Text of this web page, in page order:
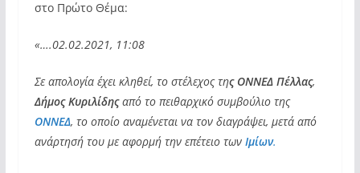
στο Πρώτο Θέμα:
«….02.02.2021, 11:08
Σε απολογία έχει κληθεί, το στέλεχος της ΟΝΝΕΔ Πέλλας,
Δήμος Κυριλίδηςαπό το πειθαρχικό συμβούλιο της
ΟΝΝΕΔ, το οποίο αναμένεται να τον διαγράψει, μετά από
ανάρτησή του με αφορμή την επέτειο των Ιμίων.